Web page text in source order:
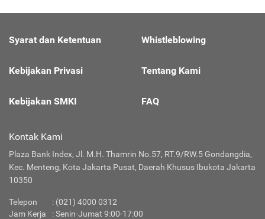
Syarat dan Ketentuan
Kebijakan Privasi
Kebijakan SMKI
Whistleblowing
Tentang Kami
FAQ
Kontak Kami
Plaza Bank Index, Jl. M.H. Thamrin No.57, RT.9/RW.5 Gondangdia,
Kec. Menteng, Kota Jakarta Pusat, Daerah Khusus Ibukota Jakarta
10350
Telepon : (021) 4000 0312
Jam Kerja
: Senin-Jumat 9:00-17:00